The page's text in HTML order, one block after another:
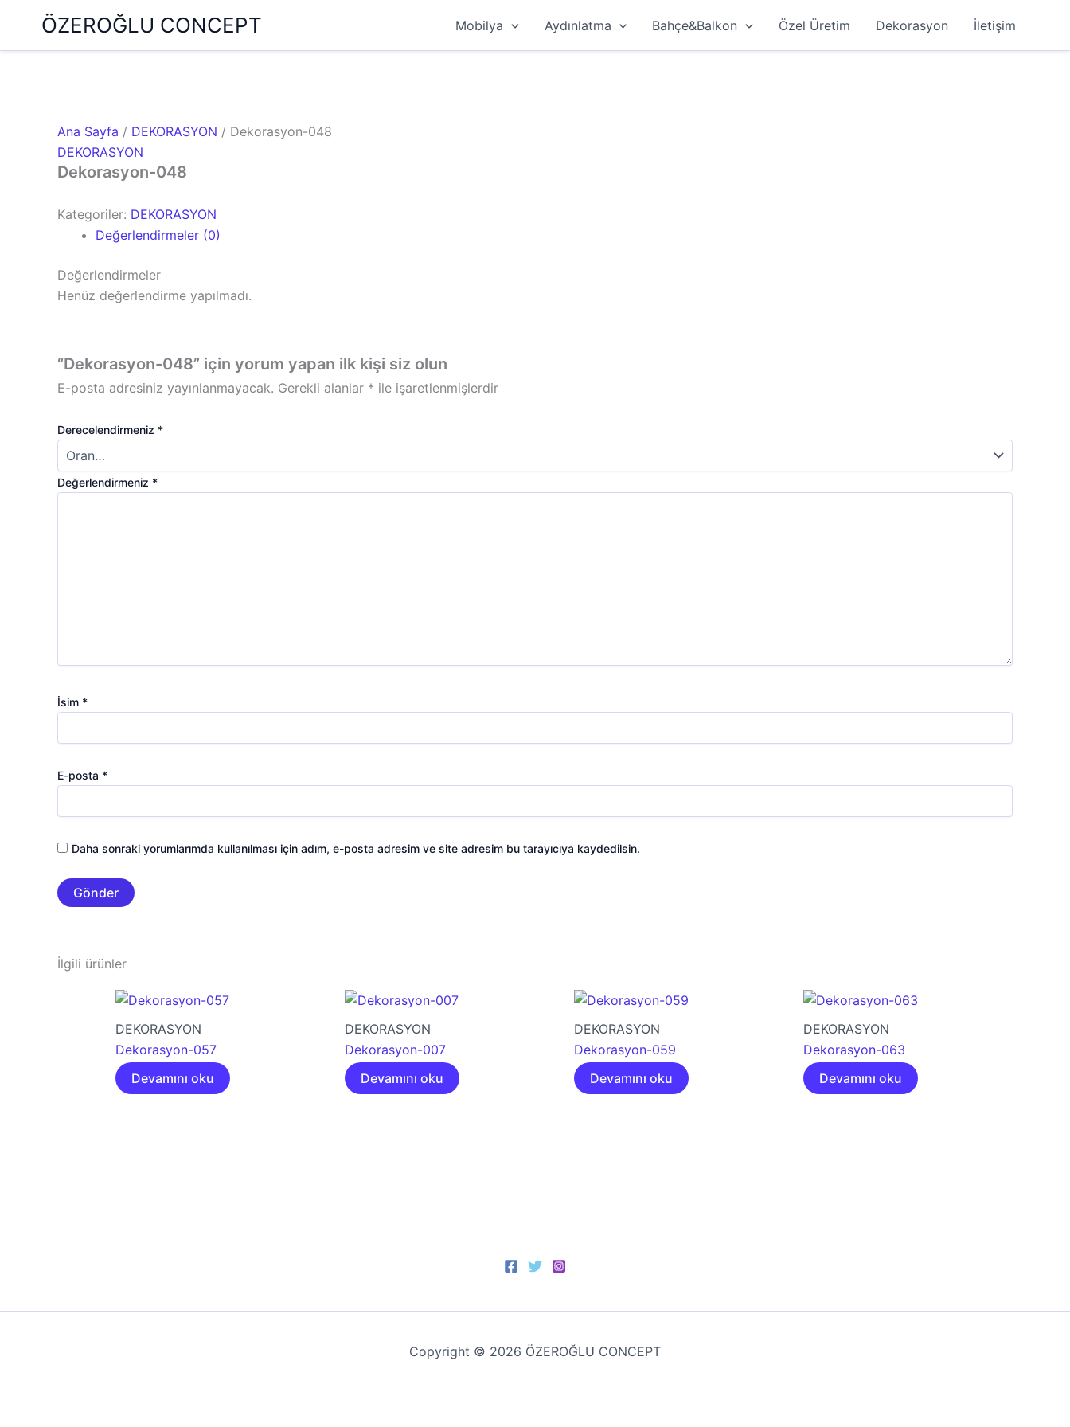
ÖZEROĞLU CONCEPT Mobilya Aydınlatma Bahçe&Balkon Özel Üretim Dekorasyon İletişim
Ana Sayfa / DEKORASYON / Dekorasyon-048
DEKORASYON
Dekorasyon-048
Kategoriler: DEKORASYON
Değerlendirmeler (0)
Değerlendirmeler
Henüz değerlendirme yapılmadı.
“Dekorasyon-048” için yorum yapan ilk kişi siz olun
E-posta adresiniz yayınlanmayacak. Gerekli alanlar * ile işaretlenmişlerdir
Derecelendirmeniz *
Değerlendirmeniz *
İsim *
E-posta *
Daha sonraki yorumlarımda kullanılması için adım, e-posta adresim ve site adresim bu tarayıcıya kaydedilsin.
İlgili ürünler
DEKORASYON
Dekorasyon-057
Devamını oku
DEKORASYON
Dekorasyon-007
Devamını oku
DEKORASYON
Dekorasyon-059
Devamını oku
DEKORASYON
Dekorasyon-063
Devamını oku
Copyright © 2026 ÖZEROĞLU CONCEPT